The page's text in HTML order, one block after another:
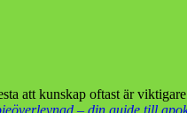
att kunskap oftast är